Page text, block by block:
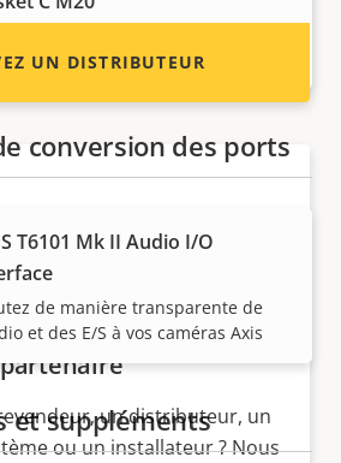
conversion des ports
T6101 Mk II Audio I/O
de manière transparente de
et des E/S à vos caméras Axis
et suppléments
UN DISTRIBUTEUR
un distributeur, un
ou un installateur ? Nous